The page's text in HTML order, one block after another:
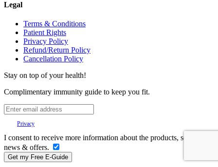
Legal
Terms & Conditions
Patient Rights
Privacy Policy
Refund/Return Policy
Cancellation Policy
Stay on top of your health!
Complimentary immunity guide to keep you fit.
Privacy
I consent to receive more information about the products, services,
news & offers.